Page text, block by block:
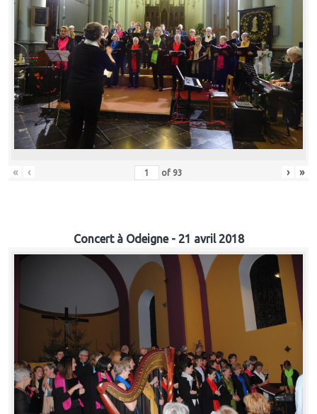
« ‹ of 93 › »
Concert à Odeigne - 21 avril 2018